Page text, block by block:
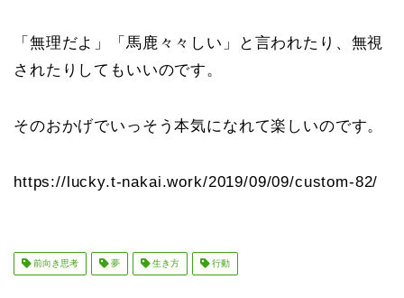
「無理だよ」「馬鹿々々しい」と言われたり、無視
されたりしてもいいのです。
そのおかげでいっそう本気になれて楽しいのです。
https://lucky.t-nakai.work/2019/09/09/custom-82/
前向き思考 夢 生き方 行動